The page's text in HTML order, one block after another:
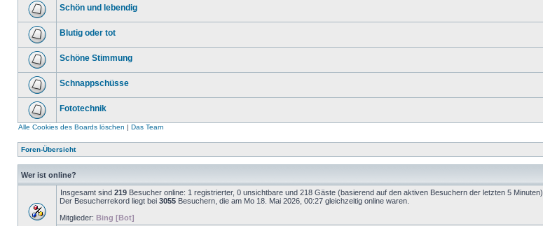
Schön und lebendig
Blutig oder tot
Schöne Stimmung
Schnappschüsse
Fototechnik
Alle Cookies des Boards löschen | Das Team
Foren-Übersicht
Wer ist online?
Insgesamt sind 219 Besucher online: 1 registrierter, 0 unsichtbare und 218 Gäste (basierend auf den aktiven Besuchern der letzten 5 Minuten)
Der Besucherrekord liegt bei 3055 Besuchern, die am Mo 18. Mai 2026, 00:27 gleichzeitig online waren.
Mitglieder: Bing [Bot]